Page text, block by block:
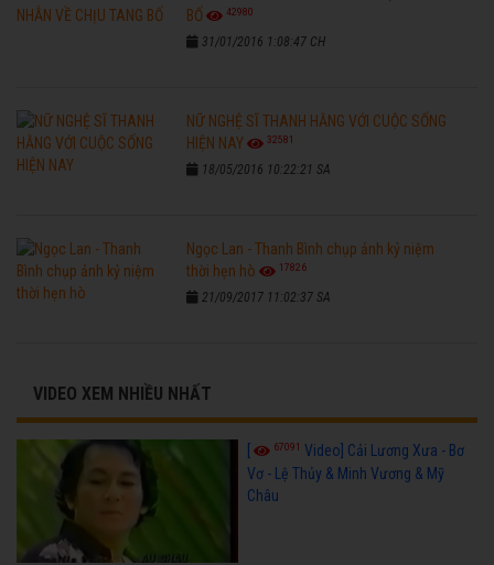
BỐ
42980
31/01/2016 1:08:47 CH
NỮ NGHỆ SĨ THANH HẰNG VỚI CUỘC SỐNG
HIỆN NAY
32581
18/05/2016 10:22:21 SA
Ngọc Lan - Thanh Bình chụp ảnh kỷ niệm
thời hẹn hò
17826
21/09/2017 11:02:37 SA
VIDEO XEM NHIỀU NHẤT
[ 67091 Video] Cải Lương Xưa - Bơ
Vơ - Lệ Thủy & Minh Vương & Mỹ
Châu